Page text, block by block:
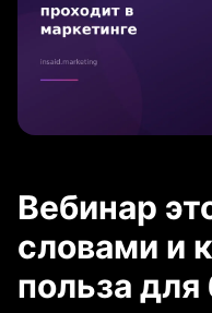
Вебинар
словами и
польза для